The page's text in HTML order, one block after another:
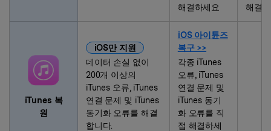
해결하세요
해결
iTunes 복
원
iOS만 지원
데이터 손실 없이
200개 이상의
iTunes 오류, iTunes
연결 문제 및 iTunes
동기화 오류를 해결
합니다.
iOS 아이튠즈
복구 >>
각종 iTunes
오류, iTunes
연결 문제 및
iTunes 동기
화 오류를 직
접 해결하세